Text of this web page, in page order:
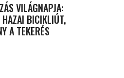
VILÁGNAPJA:
BICIKLIÚT,
A TEKERÉS